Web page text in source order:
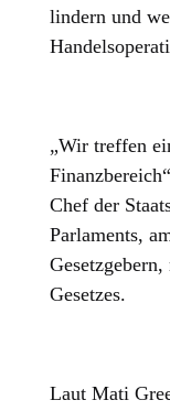
lindern und
„Wir treffen
Chef der
Parlaments,
Gesetzes.
Laut Mati